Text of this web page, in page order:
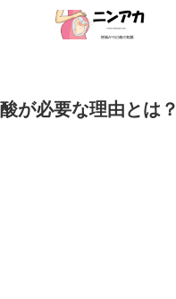
が必要な理由とは？